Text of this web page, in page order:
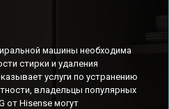
машины необходима
стирки и удаления
услуги по устранению
владельцы популярных
от Hisense могут